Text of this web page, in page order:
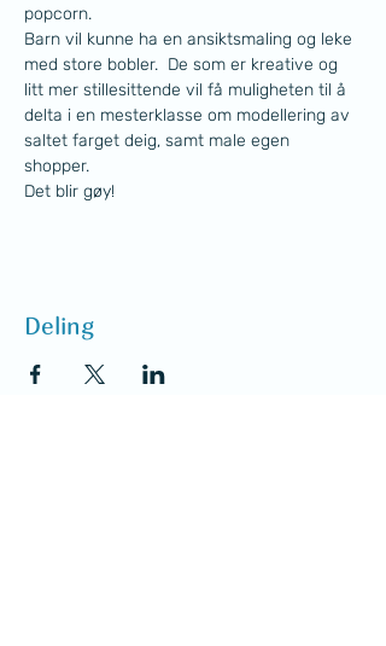
popcorn.
Barn vil kunne ha en ansiktsmaling og leke
med store bobler.  De som er kreative og
litt mer stillesittende vil få muligheten til å
delta i en mesterklasse om modellering av
saltet farget deig, samt male egen
shopper.
Det blir gøy!
Deling